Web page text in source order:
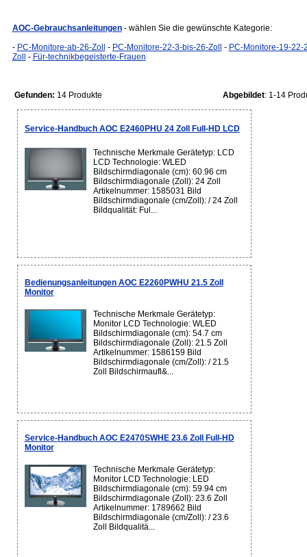
AOC-Gebrauchsanleitungen - wählen Sie die gewünschte Kategorie:
- PC-Monitore-ab-26-Zoll - PC-Monitore-22-3-bis-26-Zoll - PC-Monitore-19-22-
Zoll
- Für-technikbegeisterte-Frauen
Gefunden: 14 Produkte Abgebildet: 1-14
Service-Handbuch AOC E2460PHU 24 Zoll Full-HD LCD
Technische Merkmale Gerätetyp: LCD
LCD Technologie: WLED
Bildschirmdiagonale (cm): 60.96 cm
Bildschirmdiagonale (Zoll): 24 Zoll
Artikelnummer: 1585031 Bild
Bildschirmdiagonale (cm/Zoll): / 24 Zoll
Bildqualität: Ful...
Bedienungsanleitungen AOC E2260PWHU 21.5 Zoll
Monitor
Technische Merkmale Gerätetyp:
Monitor LCD Technologie: WLED
Bildschirmdiagonale (cm): 54.7 cm
Bildschirmdiagonale (Zoll): 21.5 Zoll
Artikelnummer: 1586159 Bild
Bildschirmdiagonale (cm/Zoll): / 21.5
Zoll Bildschirmaufl&...
Service-Handbuch AOC E2470SWHE 23.6 Zoll Full-HD
Monitor
Technische Merkmale Gerätetyp:
Monitor LCD Technologie: LED
Bildschirmdiagonale (cm): 59.94 cm
Bildschirmdiagonale (Zoll): 23.6 Zoll
Artikelnummer: 1789662 Bild
Bildschirmdiagonale (cm/Zoll): / 23.6
Zoll Bildqualitä...